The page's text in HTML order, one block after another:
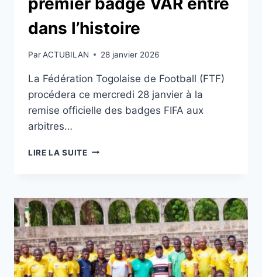
dans l’histoire
ParACTUBILAN 28 janvier 2026
La Fédération Togolaise de Football (FTF)
procédera ce mercredi 28 janvier à la
remise officielle des badges FIFA aux
arbitres…
LIRE LA SUITEARBITRAGE
PREMIER
BADGE
VAR
ENTRE
DANS
L’HISTOIRE